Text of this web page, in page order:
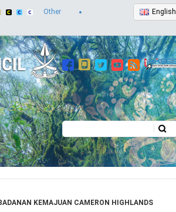
English
Other
Search form
KEMAJUAN CAMERON HIGHLANDS